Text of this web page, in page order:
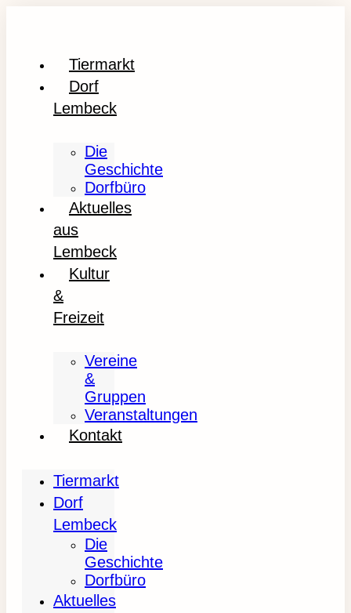
Tiermarkt
Dorf
Lembeck
Die
Geschichte
Dorfbüro
Aktuelles
aus
Lembeck
Kultur
&
Freizeit
Vereine
&
Gruppen
Veranstaltungen
Kontakt
Tiermarkt
Dorf
Lembeck
Die
Geschichte
Dorfbüro
Aktuelles